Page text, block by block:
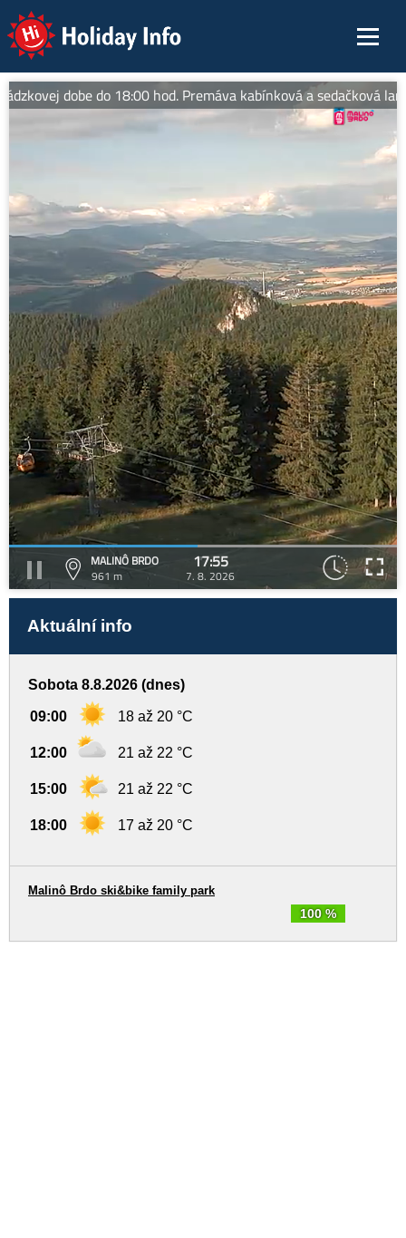
Holiday Info
dobe do 18:00 hod. Premáva kabínková a sedačková
MALINÔ BRDO
961 m
17:55
7. 8. 2026
Aktuální info
Sobota 8.8.2026 (dnes)
09:00 18 až 20 °C
12:00 21 až 22 °C
15:00 21 až 22 °C
18:00 17 až 20 °C
100 %
Malinô Brdo ski&bike family park